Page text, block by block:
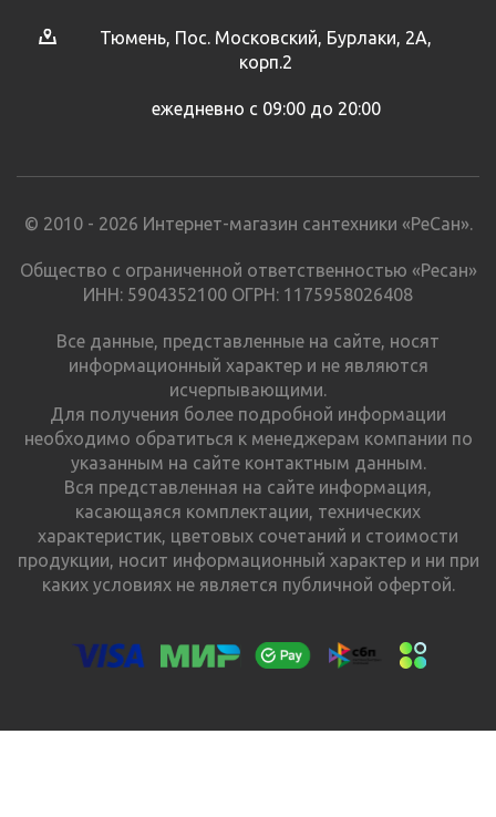
Тюмень, Пос. Московский, Бурлаки, 2А,
корп.2
ежедневно с 09:00 до 20:00
© 2010 - 2026 Интернет-магазин сантехники «РеСан».
Общество с ограниченной ответственностью «Ресан»
ИНН: 5904352100 ОГРН: 1175958026408
Все данные, представленные на сайте, носят
информационный характер и не являются
исчерпывающими.
Для получения более подробной информации
необходимо обратиться к менеджерам компании по
указанным на сайте контактным данным.
Вся представленная на сайте информация,
касающаяся комплектации, технических
характеристик, цветовых сочетаний и стоимости
продукции, носит информационный характер и ни при
каких условиях не является публичной офертой.